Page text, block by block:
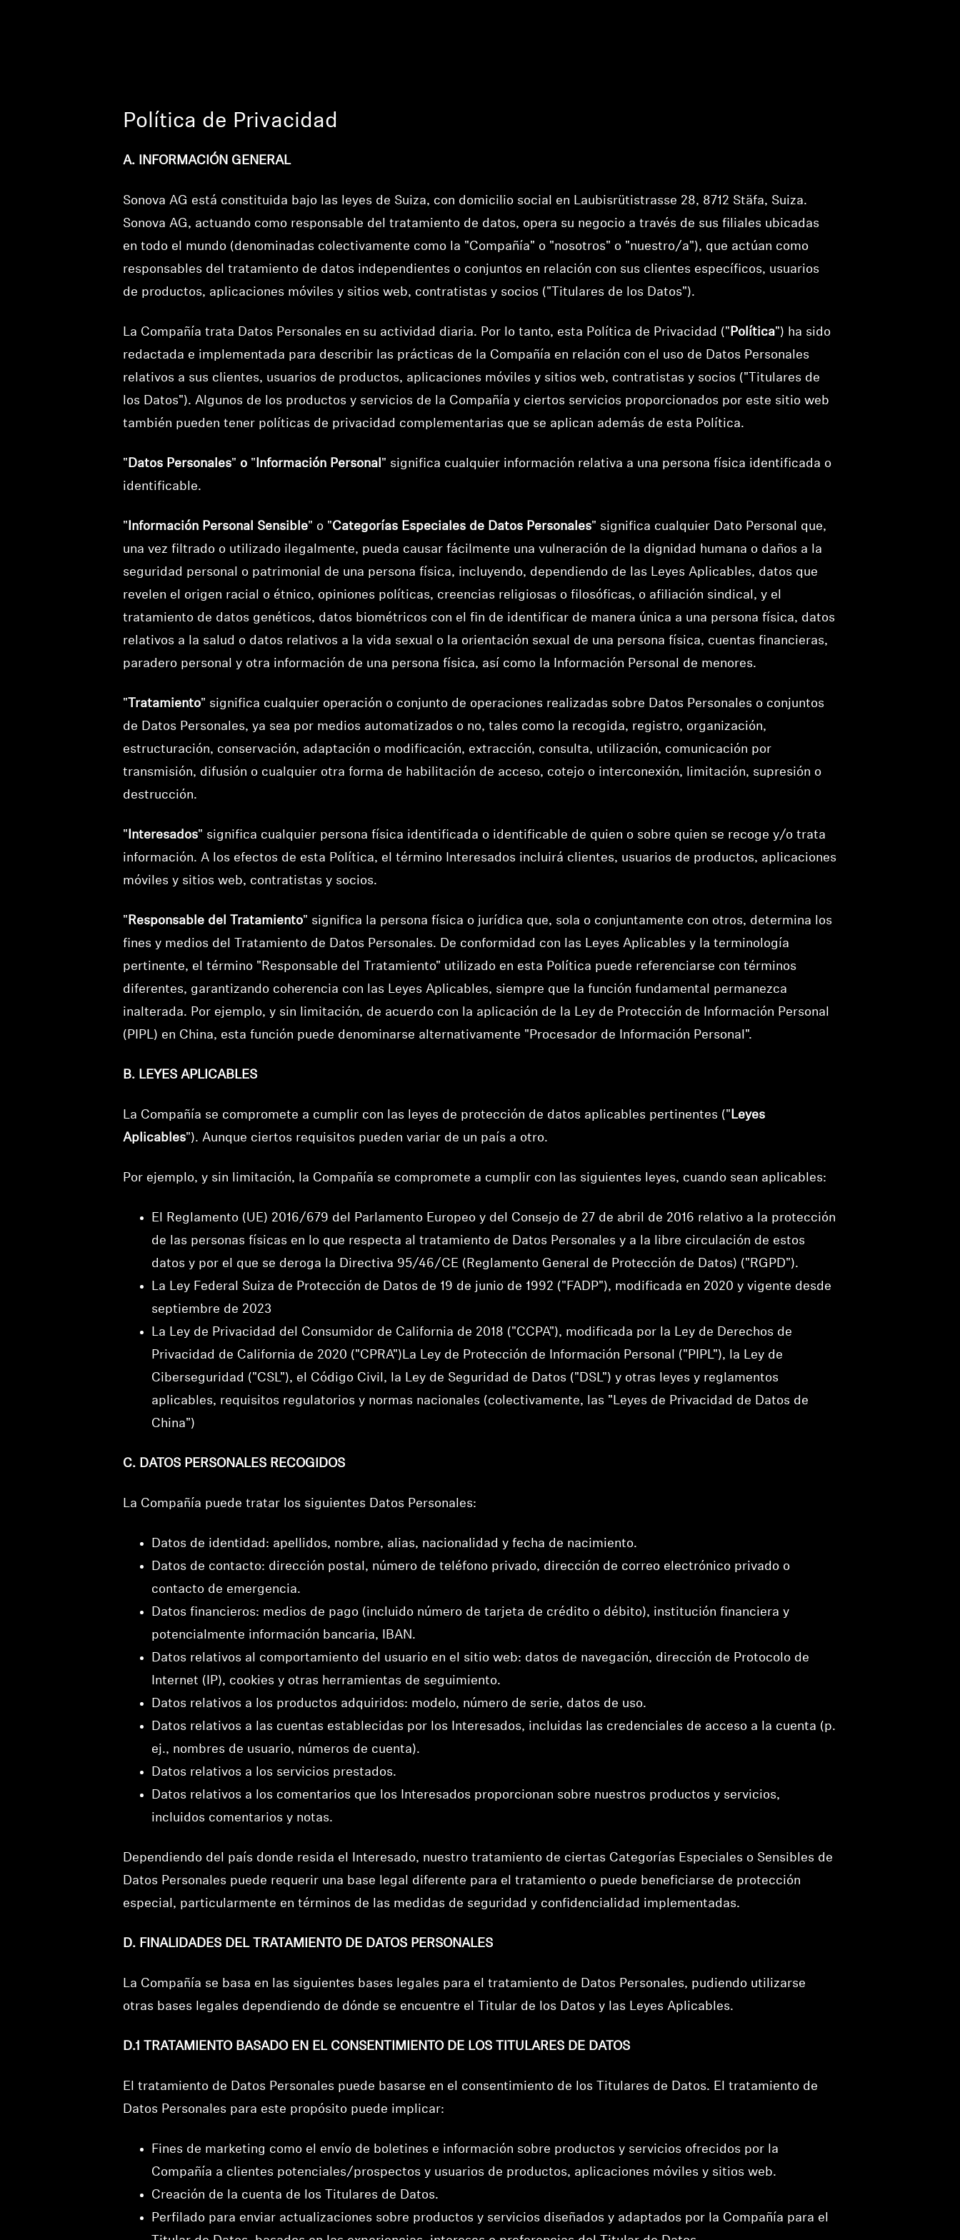
Política de Privacidad
A. INFORMACIÓN GENERAL
Sonova AG está constituida bajo las leyes de Suiza, con domicilio social en Laubisrütistrasse 28, 8712 Stäfa, Suiza.
Sonova AG, actuando como responsable del tratamiento de datos, opera su negocio a través de sus filiales ubicadas
en todo el mundo (denominadas colectivamente como la "Compañía" o "nosotros" o "nuestro/a"), que actúan como
responsables del tratamiento de datos independientes o conjuntos en relación con sus clientes específicos, usuarios
de productos, aplicaciones móviles y sitios web, contratistas y socios ("Titulares de los Datos").
La Compañía trata Datos Personales en su actividad diaria. Por lo tanto, esta Política de Privacidad ("Política") ha sido
redactada e implementada para describir las prácticas de la Compañía en relación con el uso de Datos Personales
relativos a sus clientes, usuarios de productos, aplicaciones móviles y sitios web, contratistas y socios ("Titulares de
los Datos"). Algunos de los productos y servicios de la Compañía y ciertos servicios proporcionados por este sitio web
también pueden tener políticas de privacidad complementarias que se aplican además de esta Política.
"Datos Personales" o "Información Personal" significa cualquier información relativa a una persona física identificada o
identificable.
"Información Personal Sensible" o "Categorías Especiales de Datos Personales" significa cualquier Dato Personal que,
una vez filtrado o utilizado ilegalmente, pueda causar fácilmente una vulneración de la dignidad humana o daños a la
seguridad personal o patrimonial de una persona física, incluyendo, dependiendo de las Leyes Aplicables, datos que
revelen el origen racial o étnico, opiniones políticas, creencias religiosas o filosóficas, o afiliación sindical, y el
tratamiento de datos genéticos, datos biométricos con el fin de identificar de manera única a una persona física, datos
relativos a la salud o datos relativos a la vida sexual o la orientación sexual de una persona física, cuentas financieras,
paradero personal y otra información de una persona física, así como la Información Personal de menores.
" Tratamiento" significa cualquier operación o conjunto de operaciones realizadas sobre Datos Personales o conjuntos
de Datos Personales, ya sea por medios automatizados o no, tales como la recogida, registro, organización,
estructuración, conservación, adaptación o modificación, extracción, consulta, utilización, comunicación por
transmisión, difusión o cualquier otra forma de habilitación de acceso, cotejo o interconexión, limitación, supresión o
destrucción.
"Interesados" significa cualquier persona física identificada o identificable de quien o sobre quien se recoge y/o trata
información. A los efectos de esta Política, el término Interesados incluirá clientes, usuarios de productos, aplicaciones
móviles y sitios web, contratistas y socios.
"Responsable del Tratamiento" significa la persona física o jurídica que, sola o conjuntamente con otros, determina los
fines y medios del Tratamiento de Datos Personales. De conformidad con las Leyes Aplicables y la terminología
pertinente, el término "Responsable del Tratamiento" utilizado en esta Política puede referenciarse con términos
diferentes, garantizando coherencia con las Leyes Aplicables, siempre que la función fundamental permanezca
inalterada. Por ejemplo, y sin limitación, de acuerdo con la aplicación de la Ley de Protección de Información Personal
(PIPL) en China, esta función puede denominarse alternativamente "Procesador de Información Personal".
B. LEYES APLICABLES
La Compañía se compromete a cumplir con las leyes de protección de datos aplicables pertinentes ("Leyes
Aplicables"). Aunque ciertos requisitos pueden variar de un país a otro.
Por ejemplo, y sin limitación, la Compañía se compromete a cumplir con las siguientes leyes, cuando sean aplicables:
El Reglamento (UE) 2016/679 del Parlamento Europeo y del Consejo de 27 de abril de 2016 relativo a la protección
de las personas físicas en lo que respecta al tratamiento de Datos Personales y a la libre circulación de estos
datos y por el que se deroga la Directiva 95/46/CE (Reglamento General de Protección de Datos) ("RGPD").
La Ley Federal Suiza de Protección de Datos de 19 de junio de 1992 ("FADP"), modificada en 2020 y vigente desde
septiembre de 2023
La Ley de Privacidad del Consumidor de California de 2018 ("CCPA"), modificada por la Ley de Derechos de
Privacidad de California de 2020 ("CPRA")La Ley de Protección de Información Personal ("PIPL"), la Ley de
Ciberseguridad ("CSL"), el Código Civil, la Ley de Seguridad de Datos ("DSL") y otras leyes y reglamentos
aplicables, requisitos regulatorios y normas nacionales (colectivamente, las "Leyes de Privacidad de Datos de
China")
C. DATOS PERSONALES RECOGIDOS
La Compañía puede tratar los siguientes Datos Personales:
Datos de identidad: apellidos, nombre, alias, nacionalidad y fecha de nacimiento.
Datos de contacto: dirección postal, número de teléfono privado, dirección de correo electrónico privado o
contacto de emergencia.
Datos financieros: medios de pago (incluido número de tarjeta de crédito o débito), institución financiera y
potencialmente información bancaria, IBAN.
Datos relativos al comportamiento del usuario en el sitio web: datos de navegación, dirección de Protocolo de
Internet (IP), cookies y otras herramientas de seguimiento.
Datos relativos a los productos adquiridos: modelo, número de serie, datos de uso.
Datos relativos a las cuentas establecidas por los Interesados, incluidas las credenciales de acceso a la cuenta (p.
ej., nombres de usuario, números de cuenta).
Datos relativos a los servicios prestados.
Datos relativos a los comentarios que los Interesados proporcionan sobre nuestros productos y servicios,
incluidos comentarios y notas.
Dependiendo del país donde resida el Interesado, nuestro tratamiento de ciertas Categorías Especiales o Sensibles de
Datos Personales puede requerir una base legal diferente para el tratamiento o puede beneficiarse de protección
especial, particularmente en términos de las medidas de seguridad y confidencialidad implementadas.
D. FINALIDADES DEL TRATAMIENTO DE DATOS PERSONALES
La Compañía se basa en las siguientes bases legales para el tratamiento de Datos Personales, pudiendo utilizarse
otras bases legales dependiendo de dónde se encuentre el Titular de los Datos y las Leyes Aplicables.
D.1 TRATAMIENTO BASADO EN EL CONSENTIMIENTO DE LOS TITULARES DE DATOS
El tratamiento de Datos Personales puede basarse en el consentimiento de los Titulares de Datos. El tratamiento de
Datos Personales para este propósito puede implicar:
Fines de marketing como el envío de boletines e información sobre productos y servicios ofrecidos por la
Compañía a clientes potenciales/prospectos y usuarios de productos, aplicaciones móviles y sitios web.
Creación de la cuenta de los Titulares de Datos.
Perfilado para enviar actualizaciones sobre productos y servicios diseñados y adaptados por la Compañía para el